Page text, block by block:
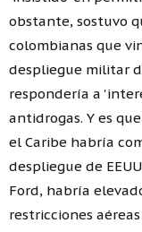
obstante, sostuvo
colombianas que
despliegue militar
respondería a
antidrogas. Y es
el Caribe habría
despliegue de
Ford, habría
restricciones